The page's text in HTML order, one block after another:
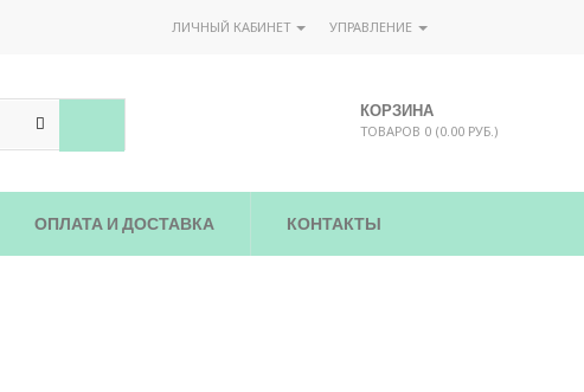
ЛИЧНЫЙ КАБИНЕТ УПРАВЛЕНИЕ
КОРЗИНА
ТОВАРОВ 0 (0.00 РУБ.)
ОПЛАТА И ДОСТАВКА КОНТАКТЫ